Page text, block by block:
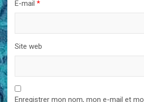
E-mail *
Site web
Enregistrer mon nom, mon e-mail et